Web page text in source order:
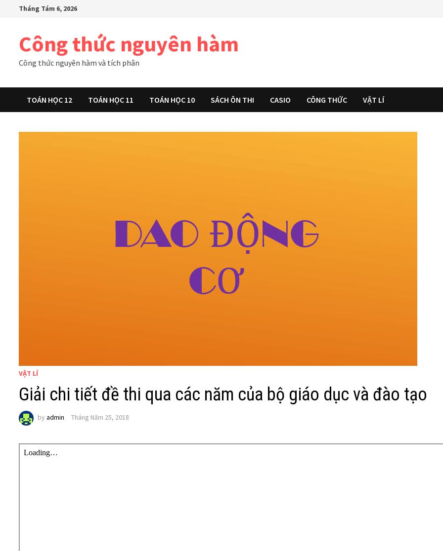
Tháng Tám 6, 2026
Công thức nguyên hàm
Công thức nguyên hàm và tích phân
TOÁN HỌC 12 TOÁN HỌC 11 TOÁN HỌC 10 SÁCH ÔN THI CASIO CÔNG THỨC VẬT LÍ
VẬT LÍ
Giải chi tiết đề thi qua các năm của bộ giáo dục và đào tạo
byadmin Tháng Năm 25, 2018